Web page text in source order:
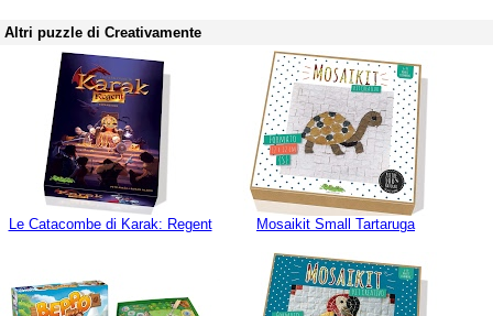
Altri puzzle di Creativamente
Le Catacombe di Karak: Regent Mosaikit Small Tartaruga